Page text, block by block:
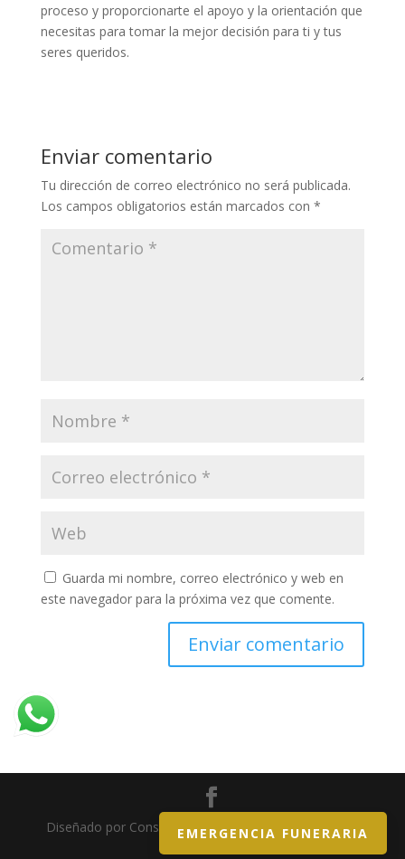
proceso y proporcionarte el apoyo y la orientación que
necesitas para tomar la mejor decisión para ti y tus
seres queridos.
Enviar comentario
Tu dirección de correo electrónico no será publicada.
Los campos obligatorios están marcados con *
Guarda mi nombre, correo electrónico y web en
este navegador para la próxima vez que comente.
Diseñado por Consulting Brand - Todos los derechos
EMERGENCIA FUNERARIA